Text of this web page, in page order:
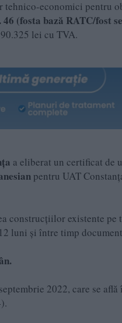
economici pentru
(fosta bază RATC/fost
lei cu TVA.
a eliberat un certificat de
pentru UAT
construcțiilor existente pe
luni și între timp
2022, care se